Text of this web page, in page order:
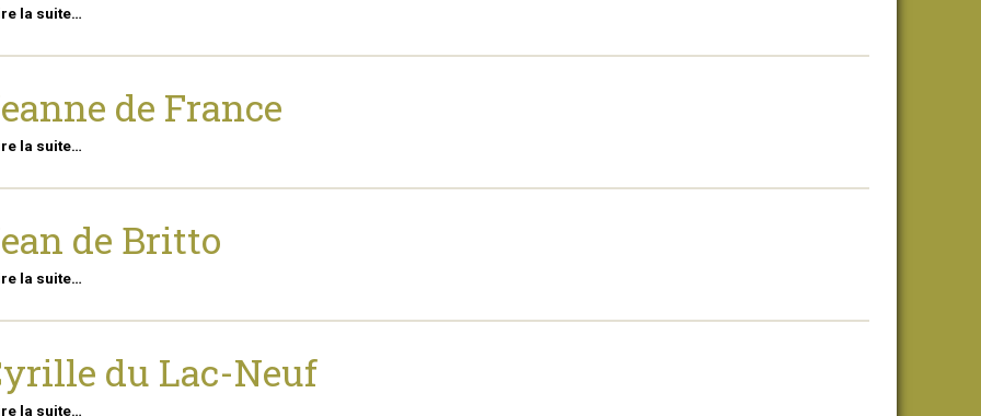
la suite…
de France
la suite…
de Britto
la suite…
du Lac-Neuf
la suite…